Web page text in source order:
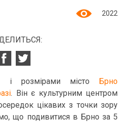
2022
і розмірами місто Брно
. Він є культурним центром
цікавих з точки зору
що подивитися в Брно за 5